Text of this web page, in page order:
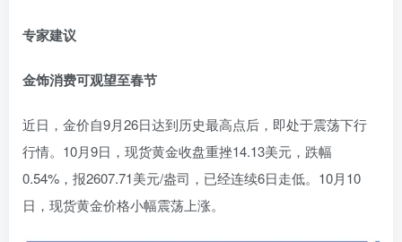
专家建议
金饰消费可观望至春节
近日，金价自9月26日达到历史最高点后，即处于震荡下行
行情。10月9日，现货黄金收盘重挫14.13美元，跌幅
0.54%，报2607.71美元/盎司，已经连续6日走低。10月10
日，现货黄金价格小幅震荡上涨。